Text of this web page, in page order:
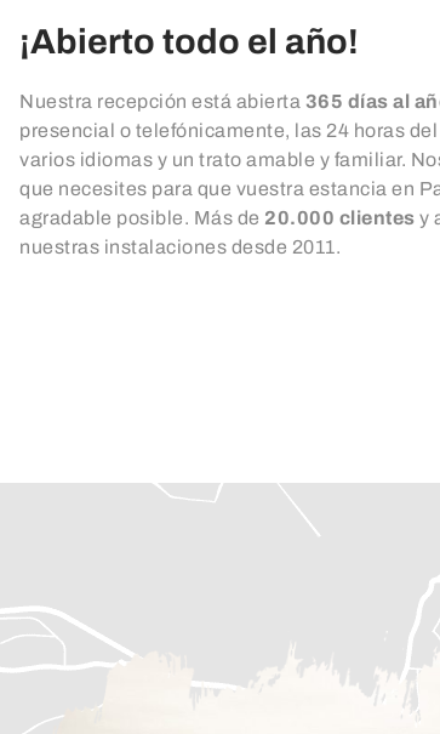
¡Abierto todo el año!
Nuestra recepción está abierta 365 días al
presencial o telefónicamente, las 24 horas
varios idiomas y un trato amable y familiar.
que necesites para que vuestra estancia en
agradable posible. Más de 20.000 clientes y
nuestras instalaciones desde 2011.